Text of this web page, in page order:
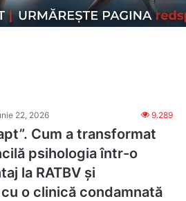
22, 2026 9.289
Cum a transformat
psihologia într-o
la RATBV și
o clinică condamnată